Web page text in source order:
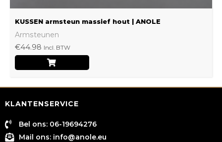
KUSSEN armsteun massief hout | ANOLE
Armsteunen
€44.98 Incl. BTW
KLANTENSERVICE
Bel ons: 06-19694276
Mail ons: info@anole.eu